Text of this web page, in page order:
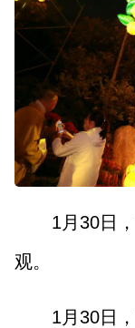
1月30日
观。
1月30日